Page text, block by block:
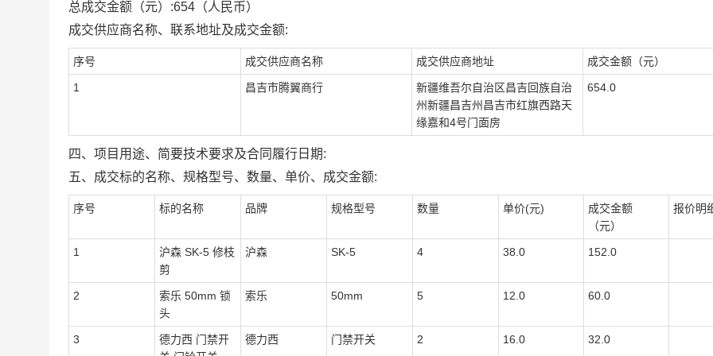
总成交金额（元）:654 （人民币）
成交供应商名称、联系地址及成交金额:
序号 成交供应商名称 成交供应商地址 成交金额（元）
1 昌吉市腾翼商行
新疆维吾尔自治区昌吉回族自治
州新疆昌吉州昌吉市红旗西路天
缘嘉和4号门面房
654.0
四、项目用途、简要技术要求及合同履行日期:
五、成交标的名称、规格型号、数量、单价、成交金额:
序号 标的名称 品牌 规格型号 数量 单价(元)
成交金额
（元）
报价明
1
沪森 SK-5 修枝
剪
沪森 SK-5 4 38.0 152.0
2
索乐 50mm 锁
头
索乐 50mm 5 12.0 60.0
3
德力西 门禁开
德力西 门禁开关 2 16.0 32.0